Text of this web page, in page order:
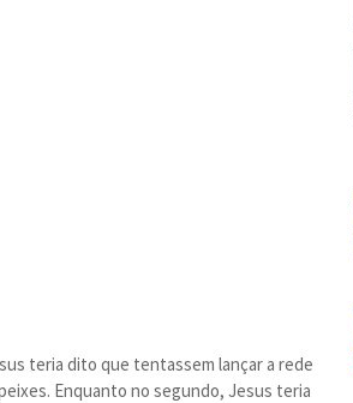
teria dito que tentassem lançar a rede
Enquanto no segundo, Jesus teria